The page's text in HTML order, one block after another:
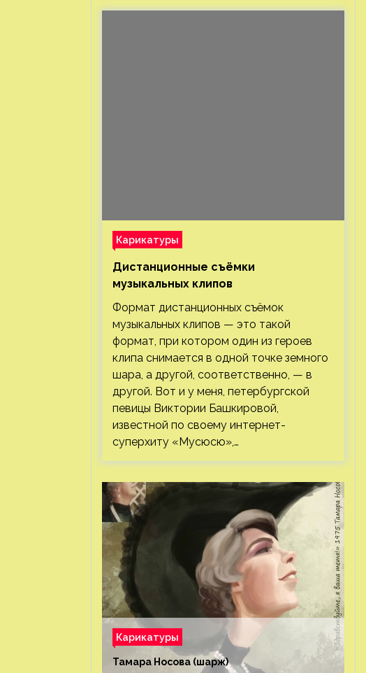
Карикатуры
Дистанционные съёмки
музыкальных клипов⁠⁠
Формат дистанционных съёмок
музыкальных клипов — это такой
формат, при котором один из героев
клипа снимается в одной точке земного
шара, а другой, соответственно, — в
другой. Вот и у меня, петербургской
певицы Виктории Башкировой,
известной по своему интернет-
суперхиту «Мусюсю»,…
Карикатуры
Тамара Носова (шарж)⁠⁠